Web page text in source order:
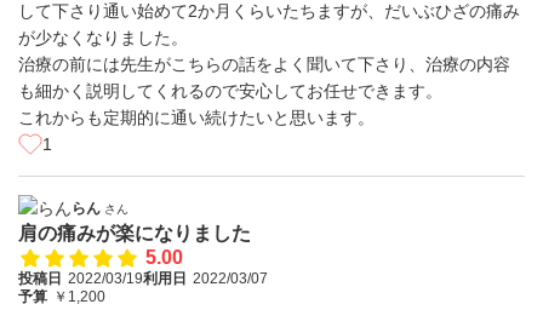
して下さり通い始めて2か月くらいたちますが、だいぶひざの痛み
が少なくなりました。
治療の前には先生がこちらの話をよく聞いて下さり、治療の内容
も細かく説明してくれるので安心してお任せできます。
これからも定期的に通い続けたいと思います。
1
らん さん
肩の痛みが楽になりました
5.00
投稿日 2022/03/19利用日 2022/03/07
予算 ￥1,200